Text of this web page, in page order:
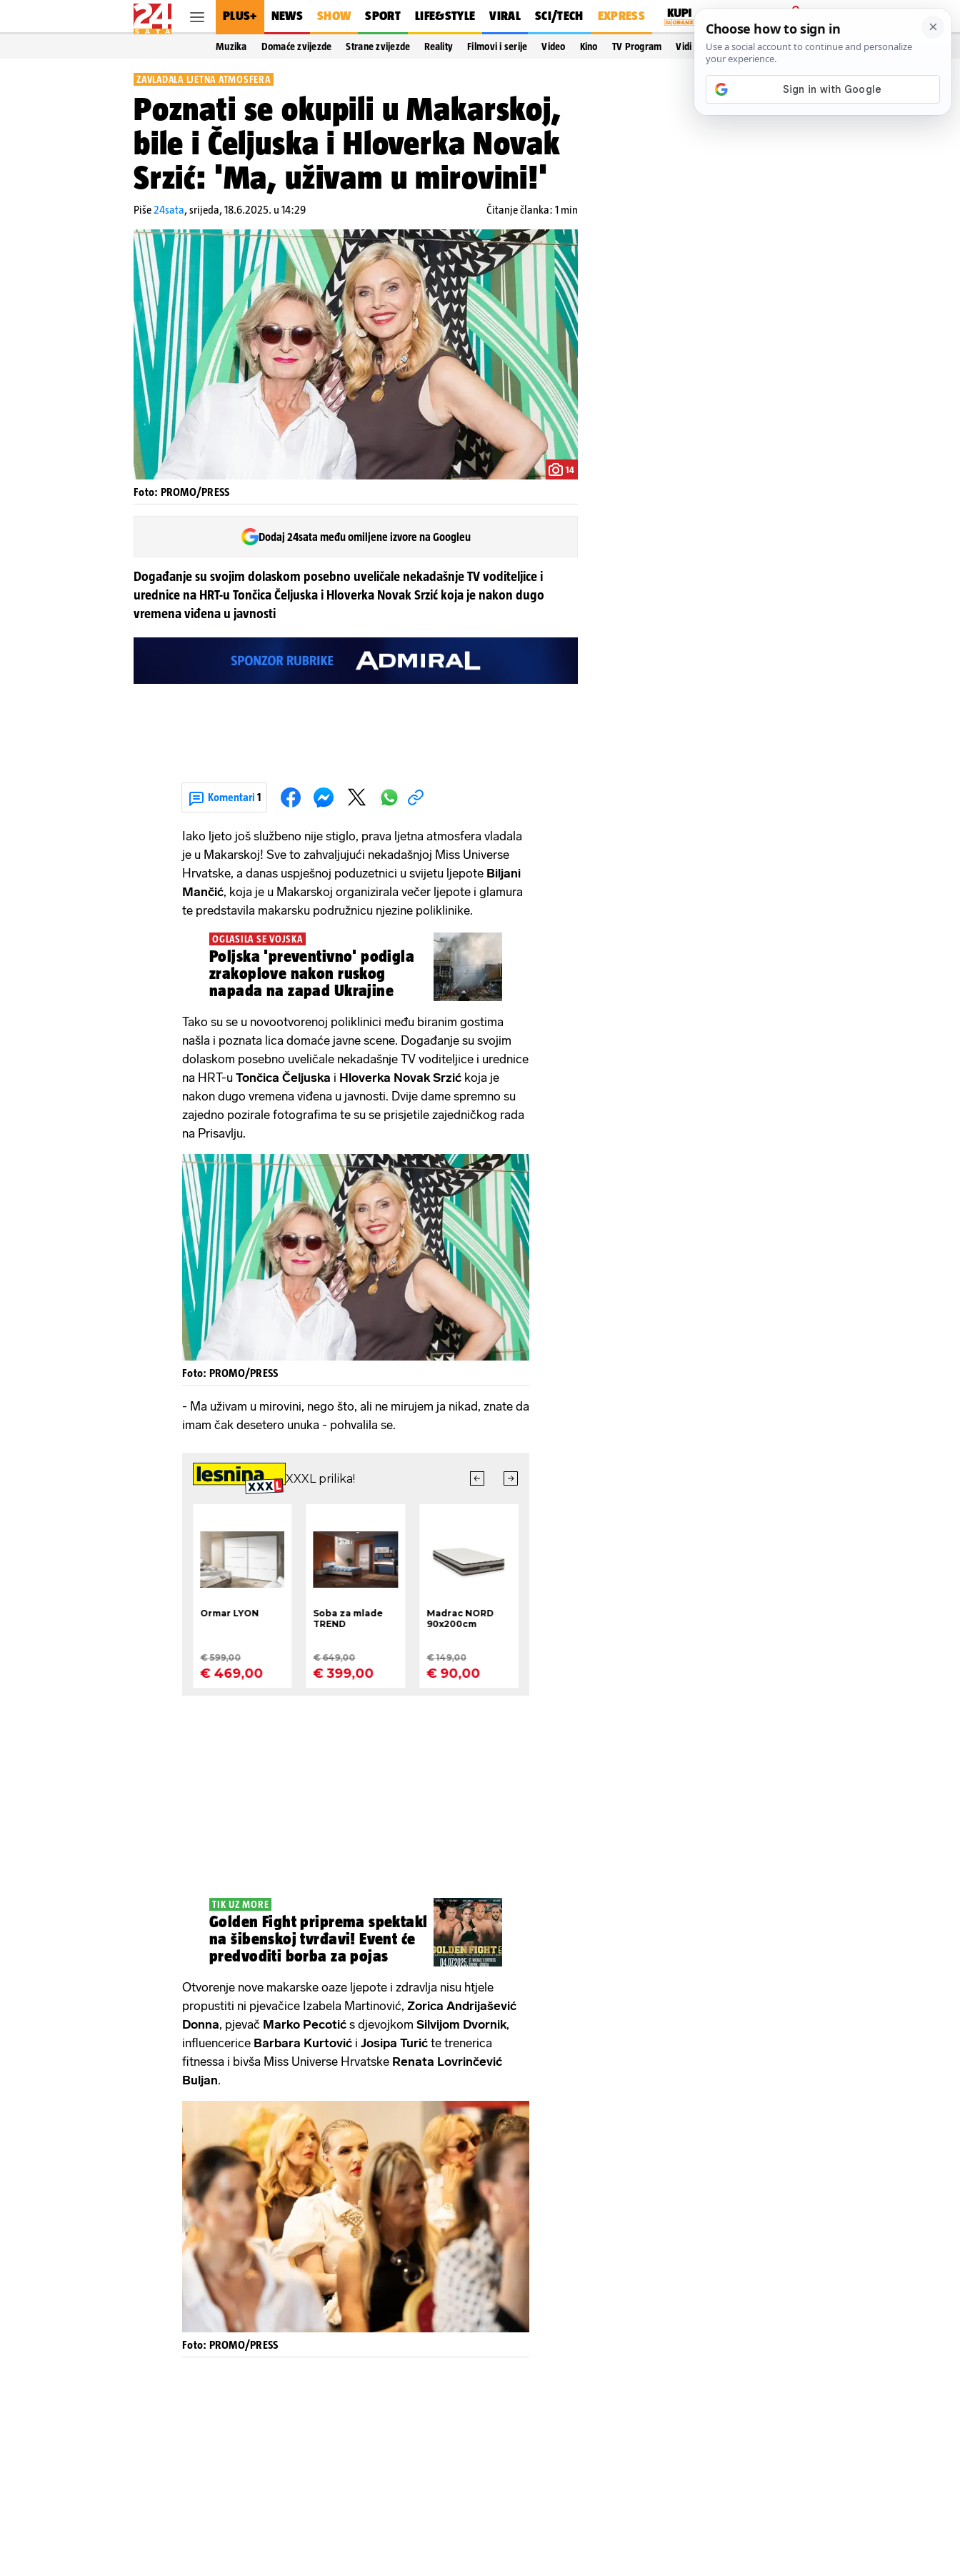
PLUS+ NEWS SHOW SPORT LIFE&STYLE VIRAL SCI/TECH EXPRESS
PRIJAVA
Muzika Domaće zvijezde Strane zvijezde Reality Filmovi i serije Video Kino TV Program Vidi još…
ZAVLADALA LJETNA ATMOSFERA
Poznati se okupili u Makarskoj,
bile i Čeljuska i Hloverka Novak
Srzić: 'Ma, uživam u mirovini!'
Piše24sata,srijeda, 18.6.2025. u 14:29 Čitanje članka: 1 min
14
Foto: PROMO/PRESS
Dodaj 24sata među omiljene izvore na Googleu
Događanje su svojim dolaskom posebno uveličale nekadašnje TV voditeljice i
urednice na HRT-u Tončica Čeljuska i Hloverka Novak Srzić koja je nakon dugo
vremena viđena u javnosti
Komentari 1
Iako ljeto još službeno nije stiglo, prava ljetna atmosfera vladala
je u Makarskoj! Sve to zahvaljujući nekadašnjoj Miss Universe
Hrvatske, a danas uspješnoj poduzetnici u svijetu ljepote Biljani
Mančić, koja je u Makarskoj organizirala večer ljepote i glamura
te predstavila makarsku podružnicu njezine poliklinike.
OGLASILA SE VOJSKA
Poljska 'preventivno' podigla
zrakoplove nakon ruskog
napada na zapad Ukrajine
Tako su se u novootvorenoj poliklinici među biranim gostima
našla i poznata lica domaće javne scene. Događanje su svojim
dolaskom posebno uveličale nekadašnje TV voditeljice i urednice
na HRT-u Tončica Čeljuska i Hloverka Novak Srzić koja je
nakon dugo vremena viđena u javnosti. Dvije dame spremno su
zajedno pozirale fotografima te su se prisjetile zajedničkog rada
na Prisavlju.
Foto: PROMO/PRESS
- Ma uživam u mirovini, nego što, ali ne mirujem ja nikad, znate da
imam čak desetero unuka - pohvalila se.
TIK UZ MORE
Golden Fight priprema spektakl
na šibenskoj tvrđavi! Event će
predvoditi borba za pojas
Otvorenje nove makarske oaze ljepote i zdravlja nisu htjele
propustiti ni pjevačice Izabela Martinović, Zorica Andrijašević
Donna, pjevač Marko Pecotić s djevojkom Silvijom Dvornik,
influencerice Barbara Kurtović i Josipa Turić te trenerica
fitnessa i bivša Miss Universe Hrvatske Renata Lovrinčević
Buljan.
Foto: PROMO/PRESS